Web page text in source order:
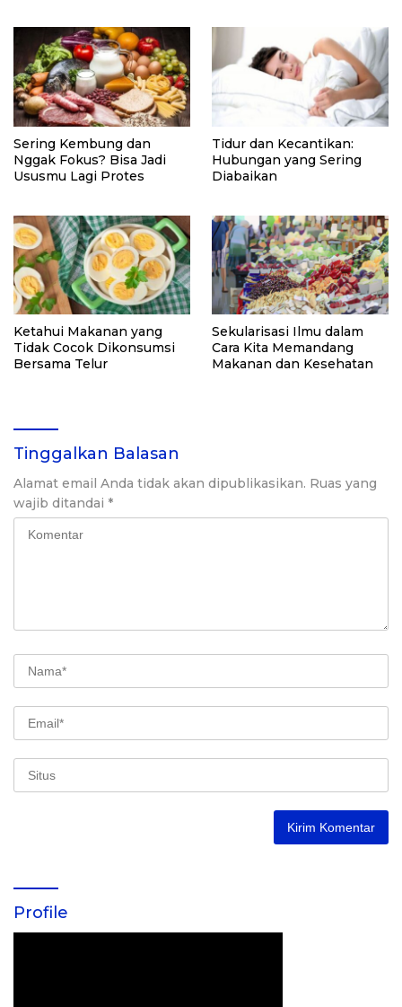
Sering Kembung dan
Nggak Fokus? Bisa Jadi
Ususmu Lagi Protes
Tidur dan Kecantikan:
Hubungan yang Sering
Diabaikan
Ketahui Makanan yang
Tidak Cocok Dikonsumsi
Bersama Telur
Sekularisasi Ilmu dalam
Cara Kita Memandang
Makanan dan Kesehatan
Tinggalkan Balasan
Alamat email Anda tidak akan dipublikasikan. Ruas yang
wajib ditandai *
Profile